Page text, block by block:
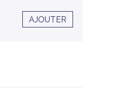
AJOUTER